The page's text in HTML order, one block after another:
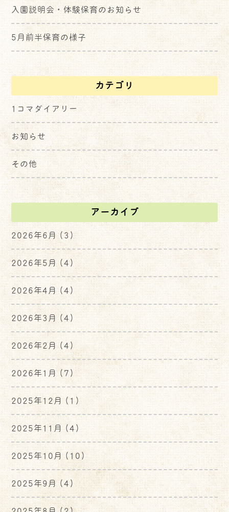
入園説明会・体験保育のお知らせ
5月前半保育の様子
カテゴリ
1コマダイアリー
お知らせ
その他
アーカイブ
2026年6月 (3)
2026年5月(4)
2026年4月 (4)
2026年3月 (4)
2026年2月 (4)
2026年1月 (7)
2025年12月 (1)
2025年11月 (4)
2025年10月 (10)
2025年9月 (4)